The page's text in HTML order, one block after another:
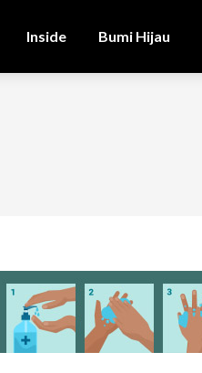
Inside Bumi Hijau